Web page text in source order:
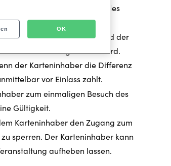
für die dem Zeitpunkt des
nur möglich, wenn der Grund der
Eintritt nachgewiesen wird.
der Karteninhaber die Differenz
vor Einlass zahlt.
zum einmaligen Besuch des
Gültigkeit.
Karteninhaber den Zugang zum
sperren. Der Karteninhaber kann
aufheben lassen.
OK